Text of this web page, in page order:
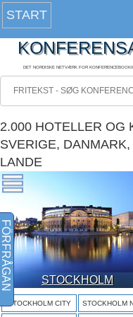
START
DET NORDISKE NETVÆRK FOR
2.000 HOTELLER OG
SVERIGE,
LANDE
STOCKHOLM
STOCKHOLM CITY STOCKHOLM
FÖRFRÅGAN